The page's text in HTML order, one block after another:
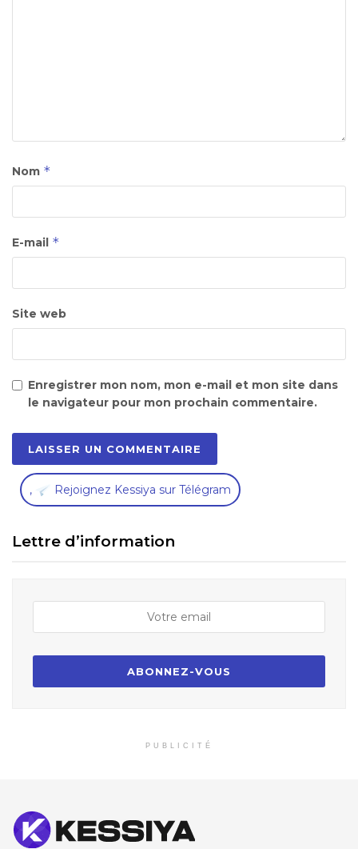
Nom *
E-mail *
Site web
Enregistrer mon nom, mon e-mail et mon site dans
le navigateur pour mon prochain commentaire.
, Rejoignez Kessiya sur Télégram
Lettre d’information
PUBLICITÉ